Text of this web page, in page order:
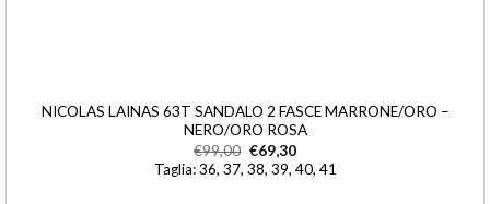
NICOLAS LAINAS 63T SANDALO 2 FASCE MARRONE/ORO –
NERO/ORO ROSA
€99,00 €69,30
Taglia: 36, 37, 38, 39, 40, 41